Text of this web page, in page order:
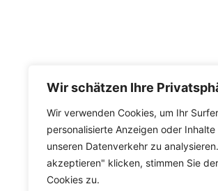
Wir schätzen Ihre
Wir verwenden Cookies, um Ihr
personalisierte Anzeigen oder
unseren Datenverkehr zu
akzeptieren" klicken, stimmen Sie
Cookies zu.